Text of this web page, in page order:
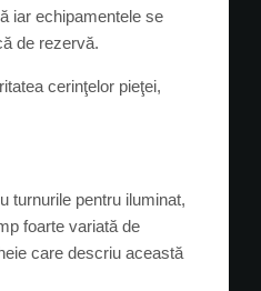
iar echipamentele se
de rezervă.
cerinţelor pieţei,
turnurile pentru iluminat,
foarte variată de
care descriu această